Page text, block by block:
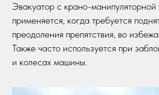
Эвакуатор с крано-
применяется, когда требуется
преодоления препятствия, во
Также часто используется при
и колесах машины.